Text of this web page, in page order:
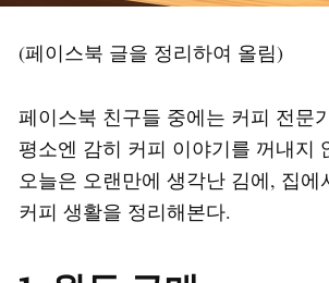
(페이스북 글을 정리하여 올림)
페이스북 친구들 중에는 커피 전문
평소엔 감히 커피 이야기를 꺼내지
오늘은 오랜만에 생각난 김에, 집에
커피 생활을 정리해본다.